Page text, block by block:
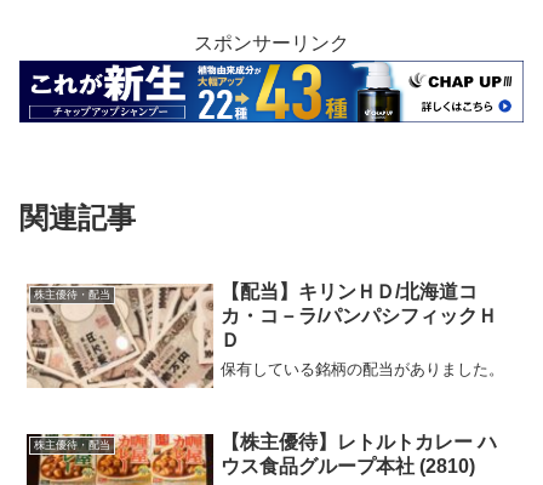
スポンサーリンク
関連記事
株主優待・配当
【配当】キリンＨＤ/北海道コ
カ・コ－ラ/パンパシフィックＨ
Ｄ
保有している銘柄の配当がありました。
株主優待・配当
【株主優待】レトルトカレー ハ
ウス食品グループ本社 (2810)